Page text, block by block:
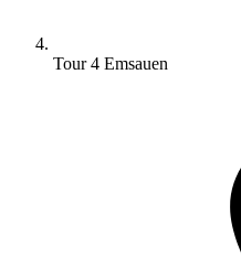
Tour 4 Emsauen